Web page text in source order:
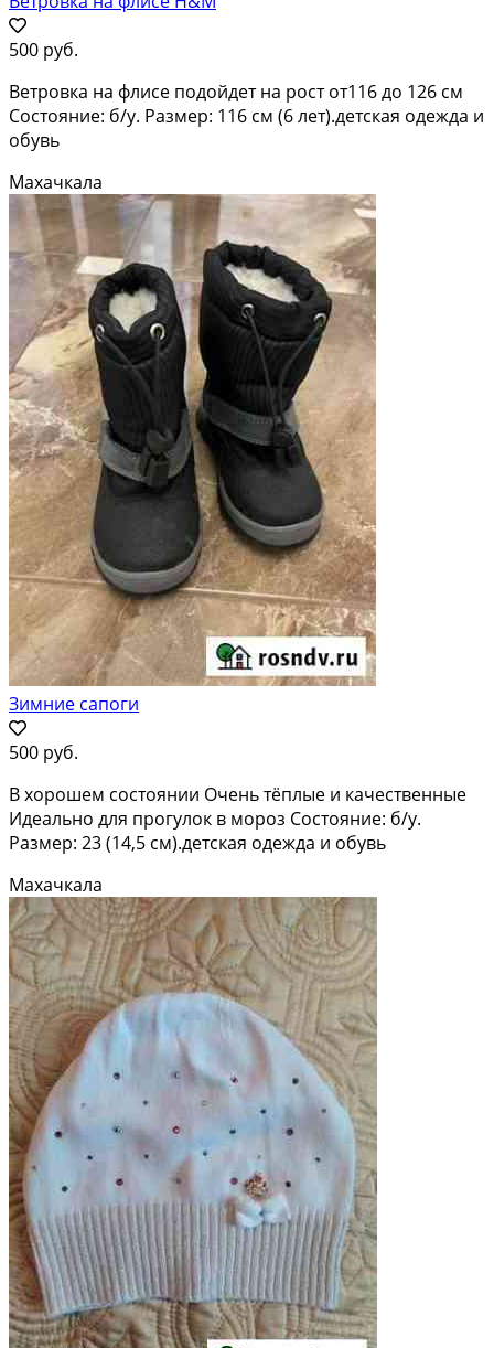
500 руб.
Ветровка на флисе подойдет на рост от116 до 126 см
Состояние: б/у. Размер: 116 см (6 лет).детская одежда и
обувь
Махачкала
Зимние сапоги
500 руб.
В хорошем состоянии Очень тёплые и качественные
Идеально для прогулок в мороз Состояние: б/у.
Размер: 23 (14,5 см).детская одежда и обувь
Махачкала